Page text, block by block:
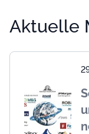
Aktuelle